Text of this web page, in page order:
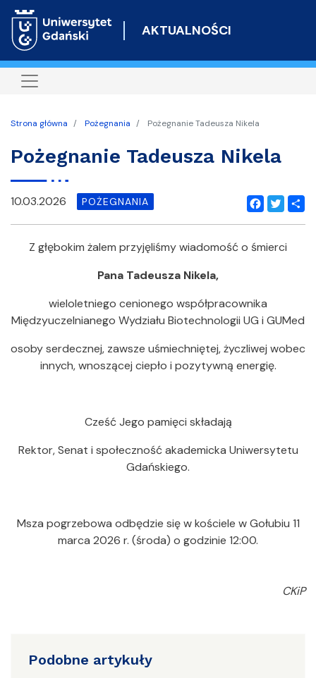
do
AKTUALNOŚCI
Strona główna Pożegnania Pożegnanie Tadeusza Nikela
Pożegnanie Tadeusza Nikela
Facebook
Twitter
10.03.2026 POŻEGNANIA
Z głębokim żalem przyjęliśmy wiadomość o śmierci
Pana Tadeusza Nikela,
wieloletniego cenionego współpracownika
Międzyuczelnianego Wydziału Biotechnologii UG i GUMed
osoby serdecznej, zawsze uśmiechniętej, życzliwej wobec
innych, wnoszącej ciepło i pozytywną energię.
Cześć Jego pamięci składają
Rektor, Senat i społeczność akademicka Uniwersytetu
Gdańskiego.
Msza pogrzebowa odbędzie się w kościele w Gołubiu 11
marca 2026 r. (środa) o godzinie 12:00.
CKiP
Podobne artykuły